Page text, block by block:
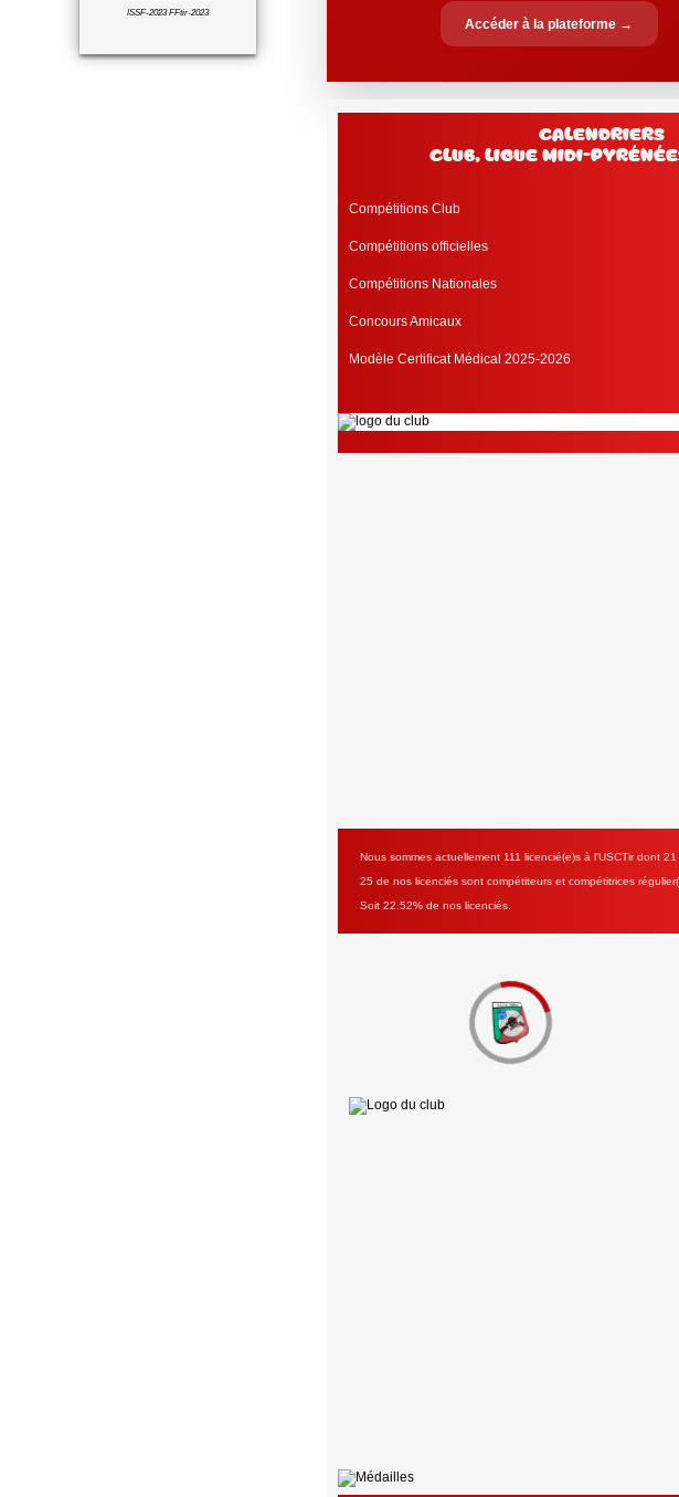
ISSF-2023 FFtir-2023
Accéder à la plateforme →
Calendriers
club, Ligue Midi-
Compétitions Club
Compétitions officielles
Compétitions Nationales
Concours Amicaux
Modèle Certificat Médical 2025-2026
Nous sommes actuellement 111 licencié(e)s à l'USCTir dont 21
25 de nos licenciés sont compétiteurs et compétitrices
Soit 22.52% de nos licenciés.